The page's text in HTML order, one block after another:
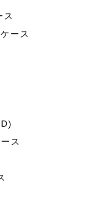
ス
ース
ス